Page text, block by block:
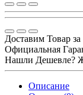
Доставим Товар
Официальная
Нашли Дешевле?
Описание